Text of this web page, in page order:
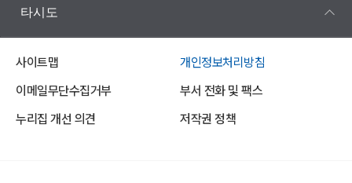
타시도
사이트맵
개인정보처리방침
이메일무단수집거부
부서 전화 및 팩스
누리집 개선 의견
저작권 정책